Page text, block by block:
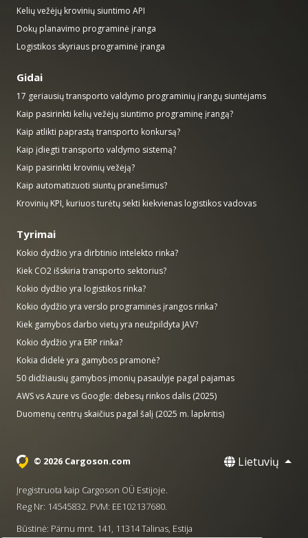
Kelių vežėjų krovinių siuntimo API
Dokų planavimo programinė įranga
Logistikos skyriaus programinė įranga
Gidai
17 geriausių transporto valdymo programinių įrangų siuntėjams
Kaip pasirinkti kelių vežėjų siuntimo programinę įrangą?
Kaip atlikti paprastą transporto konkursą?
Kaip įdiegti transporto valdymo sistemą?
Kaip pasirinkti krovinių vežėją?
Kaip automatizuoti siuntų pranešimus?
Krovinių KPI, kuriuos turėtų sekti kiekvienas logistikos vadovas
Tyrimai
Kokio dydžio yra dirbtinio intelekto rinka?
Kiek CO2 išskiria transporto sektorius?
Kokio dydžio yra logistikos rinka?
Kokio dydžio yra verslo programinės įrangos rinka?
Kiek gamybos darbo vietų yra neužpildyta JAV?
Kokio dydžio yra ERP rinka?
Kokia didelė yra gamybos pramonė?
50 didžiausių gamybos įmonių pasaulyje pagal pajamas
AWS vs Azure vs Google: debesų rinkos dalis (2025)
Duomenų centrų skaičius pagal šalį (2025 m. lapkritis)
© 2026 Cargoson.com Lietuvių
Įregistruota kaip Cargoson OÜ Estijoje.
Reg Nr: 14545832. PVM: EE102137680.
Būstinė: Pärnu mnt. 141, 11314 Talinas, Estija